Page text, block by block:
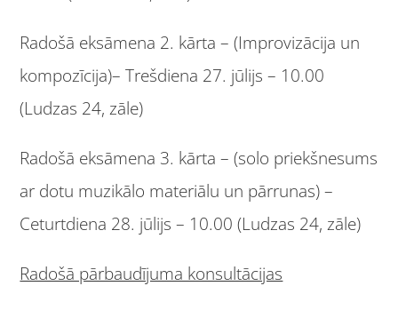
Radošā eksāmena 2. kārta – (Improvizācija un
kompozīcija)– Trešdiena 27. jūlijs – 10.00
(Ludzas 24, zāle)
Radošā eksāmena 3. kārta – (solo priekšnesums
ar dotu muzikālo materiālu un pārrunas) –
Ceturtdiena 28. jūlijs – 10.00 (Ludzas 24, zāle)
Radošā pārbaudījuma konsultācijas